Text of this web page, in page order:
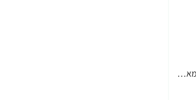
וזלין שמן ג'ל לגוף ועיסוי חמאת קקאו 200 מ"ל - מבית VASELINE